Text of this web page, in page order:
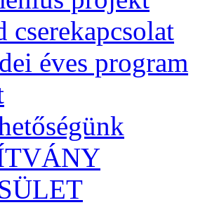
cserekapcsolat
éves program